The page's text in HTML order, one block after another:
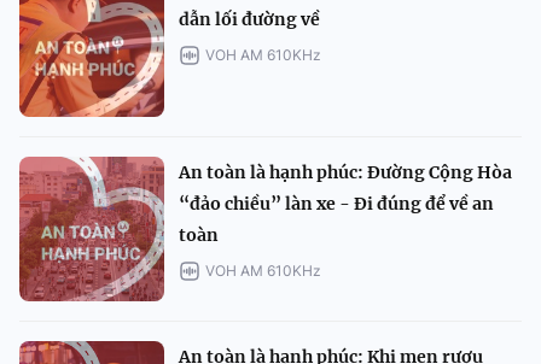
dẫn lối đường về
VOH AM 610KHz
An toàn là hạnh phúc: Đường Cộng Hòa
“đảo chiều” làn xe - Đi đúng để về an
toàn
VOH AM 610KHz
An toàn là hạnh phúc: Khi men rượu